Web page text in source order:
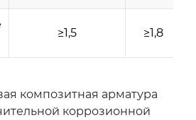
≥1,5 ≥1,8
композитная арматура
коррозионной